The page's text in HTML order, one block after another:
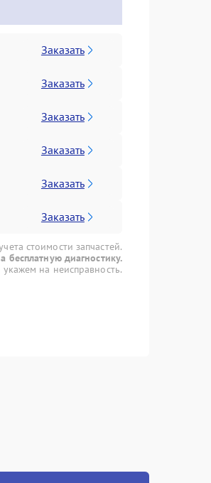
Заказать
Заказать
Заказать
Заказать
Заказать
Заказать
стоимости запчастей.
бесплатную диагностику.
на неисправность.